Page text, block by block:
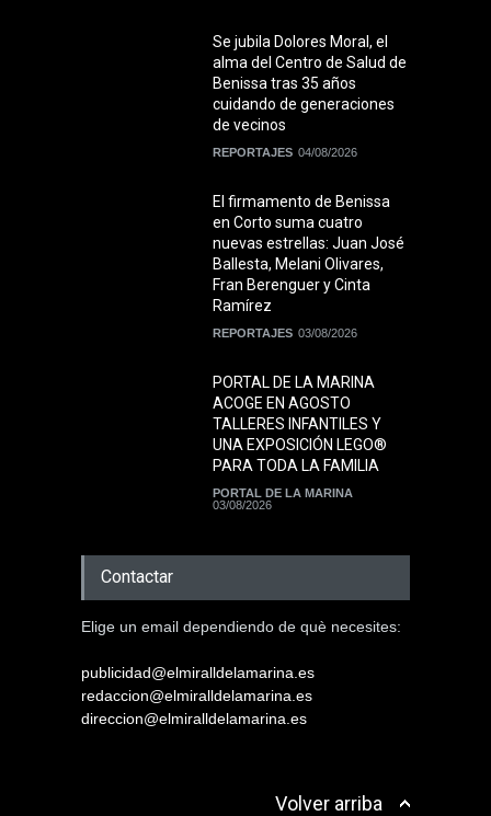
Se jubila Dolores Moral, el
alma del Centro de Salud de
Benissa tras 35 años
cuidando de generaciones
de vecinos
REPORTAJES 04/08/2026
El firmamento de Benissa
en Corto suma cuatro
nuevas estrellas: Juan José
Ballesta, Melani Olivares,
Fran Berenguer y Cinta
Ramírez
REPORTAJES 03/08/2026
PORTAL DE LA MARINA
ACOGE EN AGOSTO
TALLERES INFANTILES Y
UNA EXPOSICIÓN LEGO®
PARA TODA LA FAMILIA
PORTAL DE LA MARINA
03/08/2026
Contactar
Elige un email dependiendo de què necesites:
publicidad@elmiralldelamarina.es
redaccion@elmiralldelamarina.es
direccion@elmiralldelamarina.es
Volver arriba